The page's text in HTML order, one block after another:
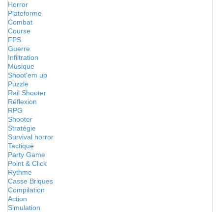
Horror
Plateforme
Combat
Course
FPS
Guerre
Infiltration
Musique
Shoot'em up
Puzzle
Rail Shooter
Réflexion
RPG
Shooter
Stratégie
Survival horror
Tactique
Party Game
Point & Click
Rythme
Casse Briques
Compilation
Action
Simulation